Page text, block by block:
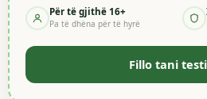
Për të gjithë 16+
Pa të dhëna për të hyrë
Fillo tani